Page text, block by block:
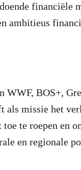
financiële
ambitieus
BOS+,
als missie het
te roepen en
en regionale